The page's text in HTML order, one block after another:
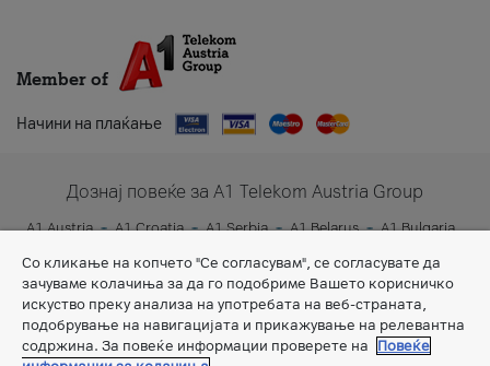
Member of
Начини на плаќање
Дознај повеќе за A1 Telekom Austria Group
A1 Austria A1 Croatia A1 Serbia A1 Belarus
A1 Bulgaria
Со кликање на копчето "Се согласувам", се согласувате да
зачуваме колачиња за да го подобриме Вашето корисничко
искуство преку анализа на употребата на веб-страната,
подобрување на навигацијата и прикажување на релевантна
содржина. За повеќе информации проверете на
Повеќе